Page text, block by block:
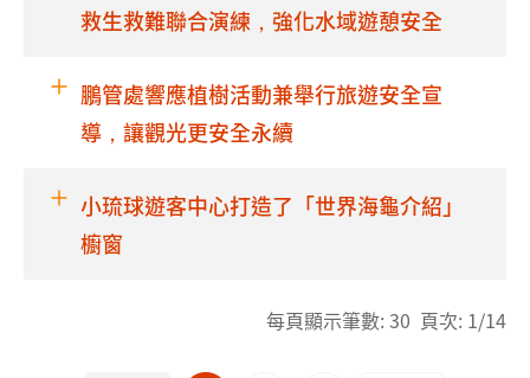
救生救難聯合演練，強化水域遊憩安全
鵬管處響應植樹活動兼舉行旅遊安全宣
導，讓觀光更安全永續
小琉球遊客中心打造了「世界海龜介紹」
櫥窗
每頁顯示筆數: 30 頁次: 1/14